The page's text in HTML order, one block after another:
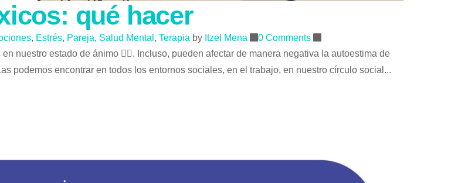
qué hacer
, Estrés, Pareja, Salud Mental , Terapia by Itzel Mena
0 Comments
nuestro estado de ánimo 😵‍💫. Incluso, pueden afectar de manera negativa la autoestima de
podemos encontrar en todos los entornos sociales, en el trabajo, en nuestro círculo social...